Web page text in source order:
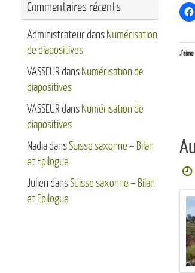
J’aime
Commentaires récents
Administrateurdans Numérisation
de diapositives
VASSEUR dans Numérisation de
diapositives
VASSEUR dans Numérisation de
diapositives
NadiadansSuisse saxonne – Bilan
et Epilogue
Julien dansSuisse saxonne – Bilan
et Epilogue